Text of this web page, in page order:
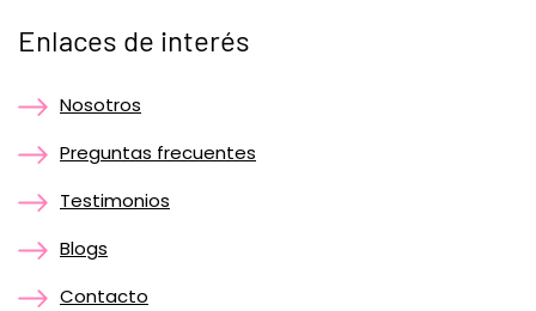
Enlaces de interés
Nosotros
Preguntas frecuentes
Testimonios
Blogs
Contacto